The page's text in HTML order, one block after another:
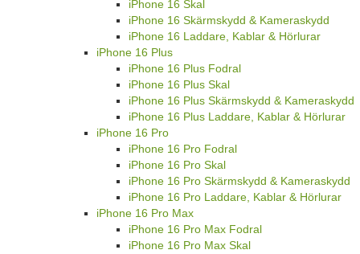
iPhone 16 Skal
iPhone 16 Skärmskydd & Kameraskydd
iPhone 16 Laddare, Kablar & Hörlurar
iPhone 16 Plus
iPhone 16 Plus Fodral
iPhone 16 Plus Skal
iPhone 16 Plus Skärmskydd & Kameraskydd
iPhone 16 Plus Laddare, Kablar & Hörlurar
iPhone 16 Pro
iPhone 16 Pro Fodral
iPhone 16 Pro Skal
iPhone 16 Pro Skärmskydd & Kameraskydd
iPhone 16 Pro Laddare, Kablar & Hörlurar
iPhone 16 Pro Max
iPhone 16 Pro Max Fodral
iPhone 16 Pro Max Skal